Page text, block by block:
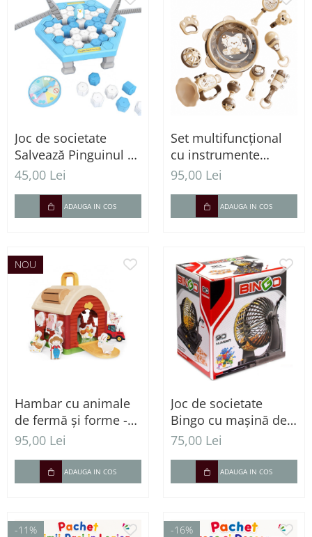
Joc de societate
Salvează Pinguinul –
Capcana de gheață
45,00 Lei
ADAUGA IN COS
Set multifuncțional
cu instrumente
muzicale de percuție
95,00 Lei
ADAUGA IN COS
NOU
Hambar cu animale
de fermă și forme -
Joc de sortare din
95,00 Lei
ADAUGA IN COS
Joc de societate
Bingo cu mașină de
extragere – 90 bile,
jetoane
75,00 Lei
ADAUGA IN COS
-11%
-16%